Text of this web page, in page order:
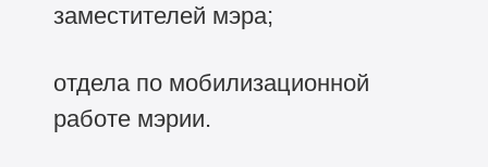
заместителей мэра;
отдела по мобилизационной
работе мэрии.